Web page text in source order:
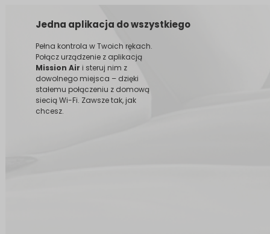
Jedna aplikacja do wszystkiego
Pełna kontrola w Twoich rękach.
Połącz urządzenie z aplikacją
Mission Air i steruj nim z
dowolnego miejsca – dzięki
stałemu połączeniu z domową
siecią Wi-Fi. Zawsze tak, jak
chcesz.